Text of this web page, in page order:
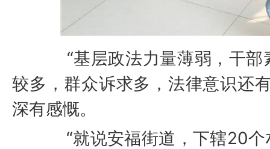
“基层政法力量薄弱，干部
较多，群众诉求多，法律意识还
深有感慨。
“就说安福街道，下辖20个